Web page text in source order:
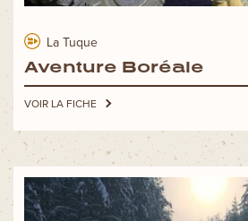
La Tuque
Aventure Boréale
VOIR LA FICHE